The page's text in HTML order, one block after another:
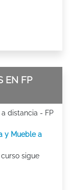
EN FP
distancia - FP
y Mueble a
sigue